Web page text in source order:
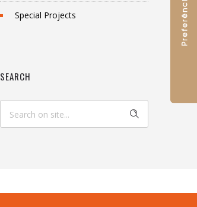
Special Projects
SEARCH